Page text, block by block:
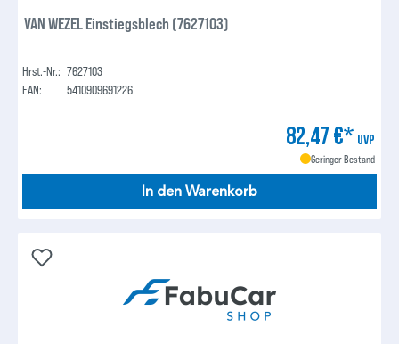
VAN WEZEL Einstiegsblech (7627103)
Hrst.-Nr.: 7627103
EAN:
5410909691226
82,47 €* UVP
Geringer Bestand
In den Warenkorb